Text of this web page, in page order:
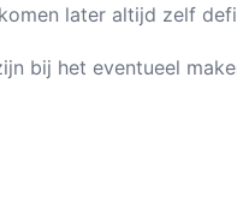
later altijd zelf
bij het eventueel